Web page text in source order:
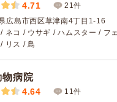
4.71
21件
広島市西区草津南4丁目1-16
ネコ / ウサギ / ハムスター / フ
リス / 鳥
物病院
4.64
11件